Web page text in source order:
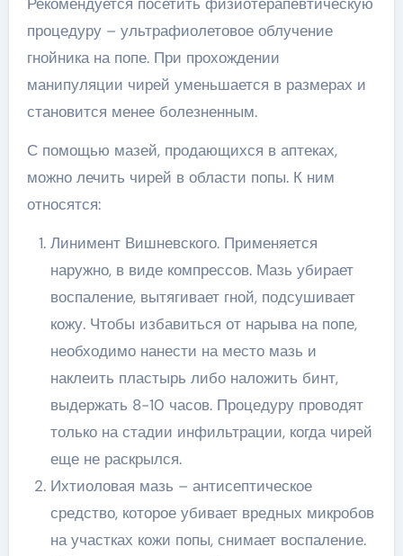
процедуру – ультрафиолетовое облучение
гнойника на попе. При прохождении
манипуляции чирей уменьшается в размерах и
становится менее болезненным.
С помощью мазей, продающихся в аптеках,
можно лечить чирей в области попы. К ним
относятся:
Линимент Вишневского. Применяется
наружно, в виде компрессов. Мазь убирает
воспаление, вытягивает гной, подсушивает
кожу. Чтобы избавиться от нарыва на попе,
необходимо нанести на место мазь и
наклеить пластырь либо наложить бинт,
выдержать 8-10 часов. Процедуру проводят
только на стадии инфильтрации, когда чирей
еще не раскрылся.
Ихтиоловая мазь – антисептическое
средство, которое убивает вредных микробов
на участках кожи попы, снимает воспаление.